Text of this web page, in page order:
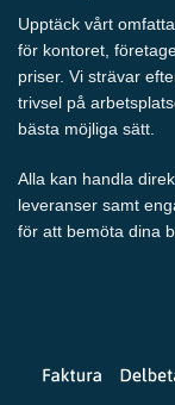
Upptäck vårt
för kontoret,
priser. Vi strävar
trivsel på
bästa möjliga sätt.
Alla kan handla
leveranser samt
för att bemöta dina